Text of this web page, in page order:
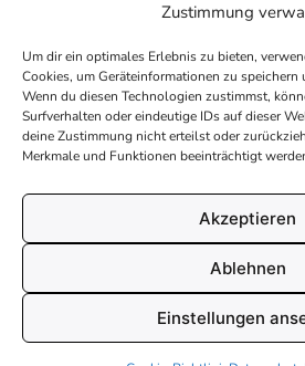
Zustimmung
Um dir ein optimales Erlebnis zu bieten,
Cookies, um Geräteinformationen zu speichern
Wenn du diesen Technologien zustimmst,
Surfverhalten oder eindeutige IDs auf dieser
deine Zustimmung nicht erteilst oder
Merkmale und Funktionen beeinträchtigt
Akzeptieren
Ablehnen
Einstellungen
Information
Über uns
Kontakt
Inhaltsrichtlinien
Recht &
Impressum
AGB
Cookies
© 2026 Malvorlagen24.de - Alle
♥
in Deutschland.